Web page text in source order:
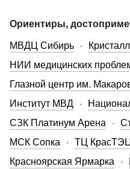
Ориентиры,
МВДЦ Сибирь
НИИ медицинских
Глазной центр им.
Институт МВД
СЗК Платинум Арена
МСК Сопка
ТЦ
Красноярская Ярмарка